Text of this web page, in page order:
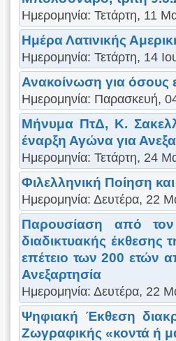
Ημερομηνία: Τετάρτη, 11
Ημέρα Λατινικής
Ημερομηνία: Τετάρτη, 14
Ανακοίνωση για όσους
Ημερομηνία: Παρασκευή,
Μήνυμα ΠτΔ, Κ.
έναρξη Αγώνα για
Ημερομηνία: Τετάρτη, 24
Φιλελληνική Ποίηση
Ημερομηνία: Δευτέρα, 22
Παρουσίαση από
διαδικτυακής έκθεσης
επέτειο των 200 ετών
Ανεξαρτησία
Ημερομηνία: Δευτέρα, 22
Ψηφιακή Έκθεση
Ζωγραφικής «κοντά ή